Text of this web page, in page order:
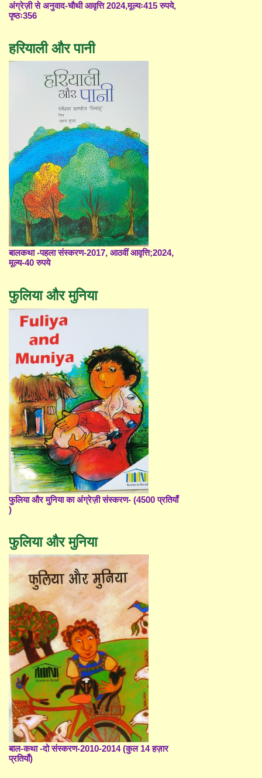
अंग्रेज़ी से अनुवाद-चौथी आवृत्ति 2024,मूल्यः415 रुपये,
पृष्ठः356
हरियाली और पानी
बालकथा -पहला संस्करण-2017, आठवीं आवृत्ति;2024,
मूल्य-40 रुपये
फुलिया और मुनिया
फुलिया और मुनिया का अंग्रेज़ी संस्करण- (4500 प्रतियाँ
)
फुलिया और मुनिया
बाल-कथा -दो संस्करण-2010-2014 (कुल 14 हज़ार
प्रतियाँ)